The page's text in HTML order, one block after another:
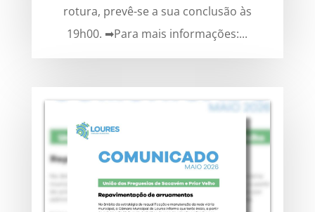
rotura, prevê-se a sua conclusão às
19h00. ➡Para mais informações:...